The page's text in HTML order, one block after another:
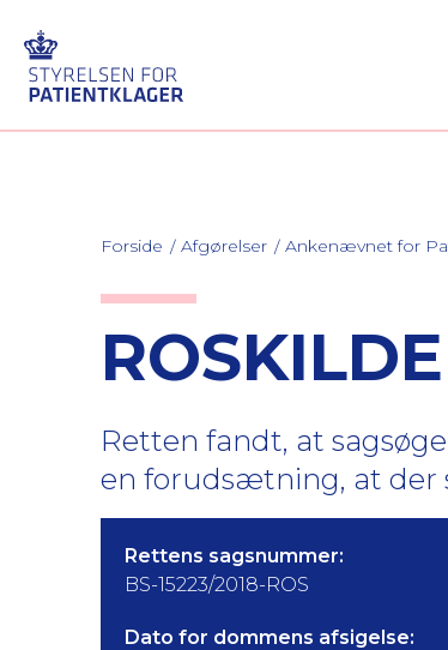
Forside Afgørelser Ankenævnet for
Retten fandt, at
en forudsætning, at
Rettens sagsnummer:
BS-15223/2018-ROS
Dato for dommens afsigelse: